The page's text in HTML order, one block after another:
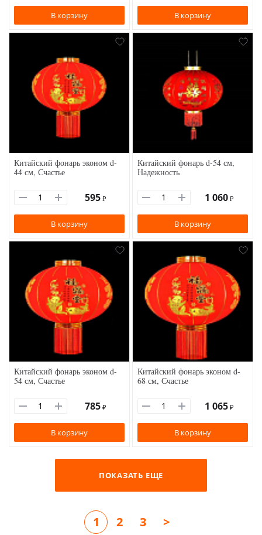
В корзину В корзину
Китайский фонарь эконом d-
44 см, Счастье
595 ₽
В корзину
Китайский фонарь d-54 см,
Надежность
1 060 ₽
В корзину
Китайский фонарь эконом d-
54 см, Счастье
785 ₽
В корзину
Китайский фонарь эконом d-
68 см, Счастье
1 065 ₽
В корзину
ПОКАЗАТЬ ЕЩЕ
1 2 3 >